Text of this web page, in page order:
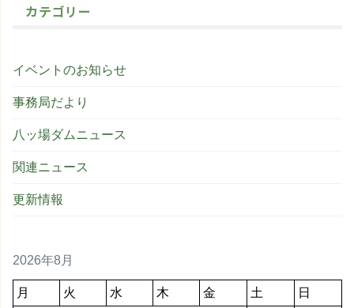
カテゴリー
イベントのお知らせ
事務局だより
八ッ場ダムニュース
関連ニュース
更新情報
2026年8月
月 火 水 木 金 土 日